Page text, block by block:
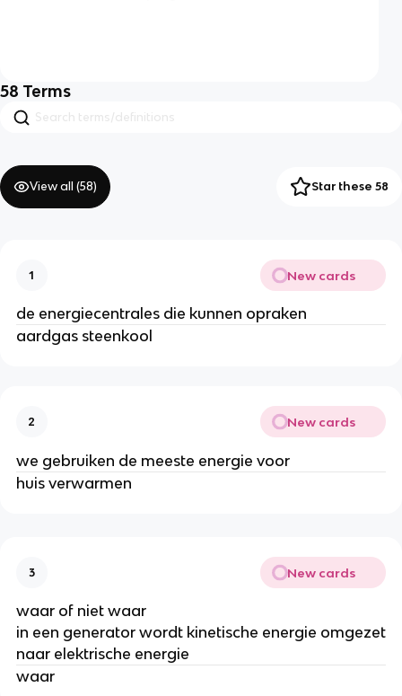
58 Terms
View all (58) Star these 58
1 New cards
de energiecentrales die kunnen opraken
aardgas steenkool
2 New cards
we gebruiken de meeste energie voor
huis verwarmen
3 New cards
waar of niet waar
in een generator wordt kinetische energie omgezet
naar elektrische energie
waar